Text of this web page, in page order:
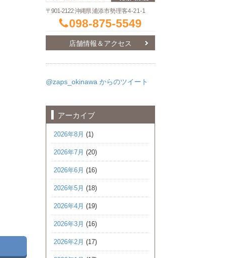
〒901-2122 沖縄県浦添市勢理客4-21-1
098-875-5549
店舗情報＆アクセス
@zaps_okinawa からのツイート
アーカイブ
2026年8月 (1)
2026年7月 (20)
2026年6月 (16)
2026年5月 (18)
2026年4月 (19)
2026年3月 (16)
2026年2月 (17)